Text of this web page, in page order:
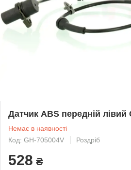
Датчик ABS передній
Немає в наявності
Код: GH-705004V
Роздріб
528 ₴